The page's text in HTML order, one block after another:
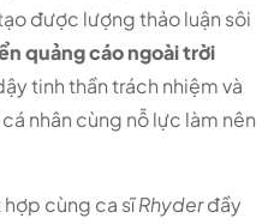
được lượng thảo luận sôi
quảng cáo ngoài trời
tinh thần trách nhiệm và
nhân cùng nỗ lực làm nên
hợp cùng ca sĩRhyderđầy